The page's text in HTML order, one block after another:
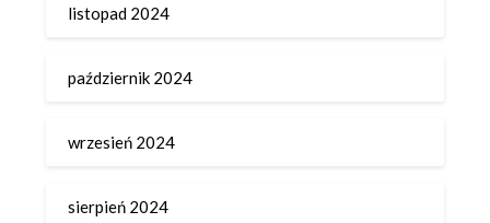
listopad 2024
październik 2024
wrzesień 2024
sierpień 2024